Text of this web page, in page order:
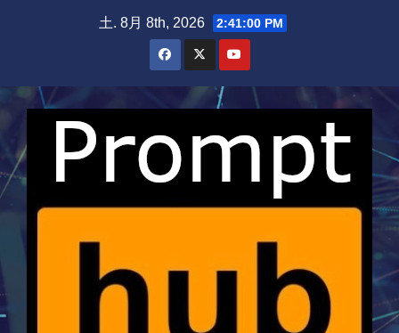
土. 8月 8th, 2026 2:41:00 PM